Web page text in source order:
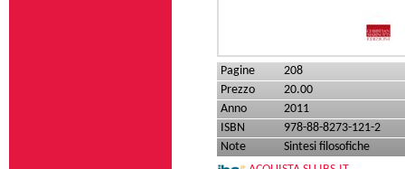
Pagine
208
Prezzo
20.00
Anno
2011
ISBN
978-88-8273-121-2
Note
Sintesi filosofiche